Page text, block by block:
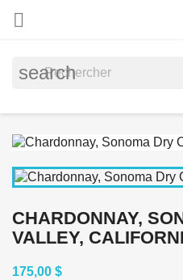

search
CHARDONNAY,
VALLEY,
175,00 $